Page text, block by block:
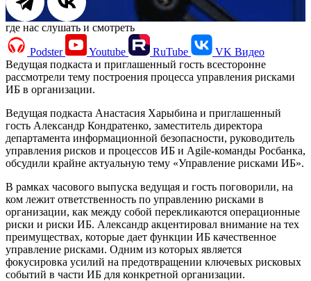
где нас слушать и смотреть
Podster Youtube RuTube
VK Видео
Ведущая подкаста и приглашенный гость всесторонне
рассмотрели тему построения процесса управления рисками
ИБ в организации.
Ведущая подкаста Анастасия Харыбина и приглашенный
гость Александр Кондратенко, заместитель директора
департамента информационной безопасности, руководитель
управления рисков и процессов ИБ и Agile-команды Росбанка,
обсудили крайне актуальную тему «Управление рисками ИБ».
В рамках часового выпуска ведущая и гость поговорили, на
ком лежит ответственность по управлению рисками в
организации, как между собой перекликаются операционные
риски и риски ИБ. Александр акцентировал внимание на тех
преимуществах, которые дает функции ИБ качественное
управление рисками. Одним из которых является
фокусировка усилий на предотвращении ключевых рисковых
событий в части ИБ для конкретной организации.